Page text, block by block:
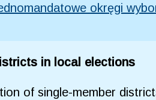
okręgi
in local elections
of single-member